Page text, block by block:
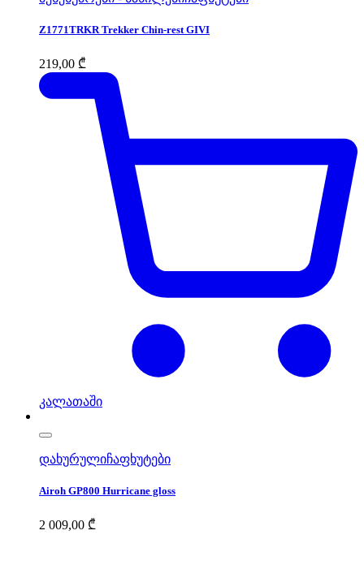
Z1771TRKR Trekker Chin-rest GIVI
219,00 ₾
კალათაში
დახურულიჩაფხუტები
Airoh GP800 Hurricane gloss
2 009,00 ₾